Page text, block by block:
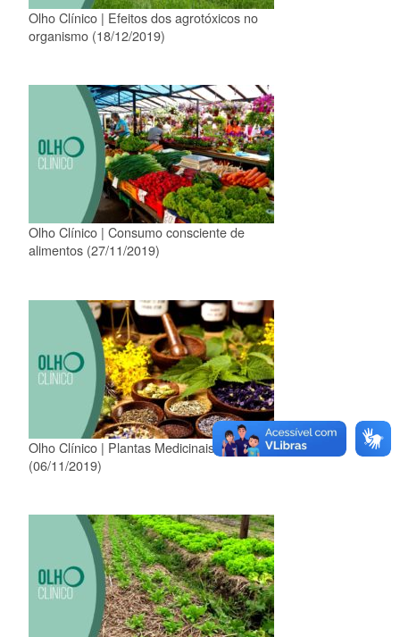
Olho Clínico | Efeitos dos agrotóxicos no
organismo (18/12/2019)
Olho Clínico | Consumo consciente de
alimentos (27/11/2019)
Olho Clínico | Plantas Medicinais
(06/11/2019)